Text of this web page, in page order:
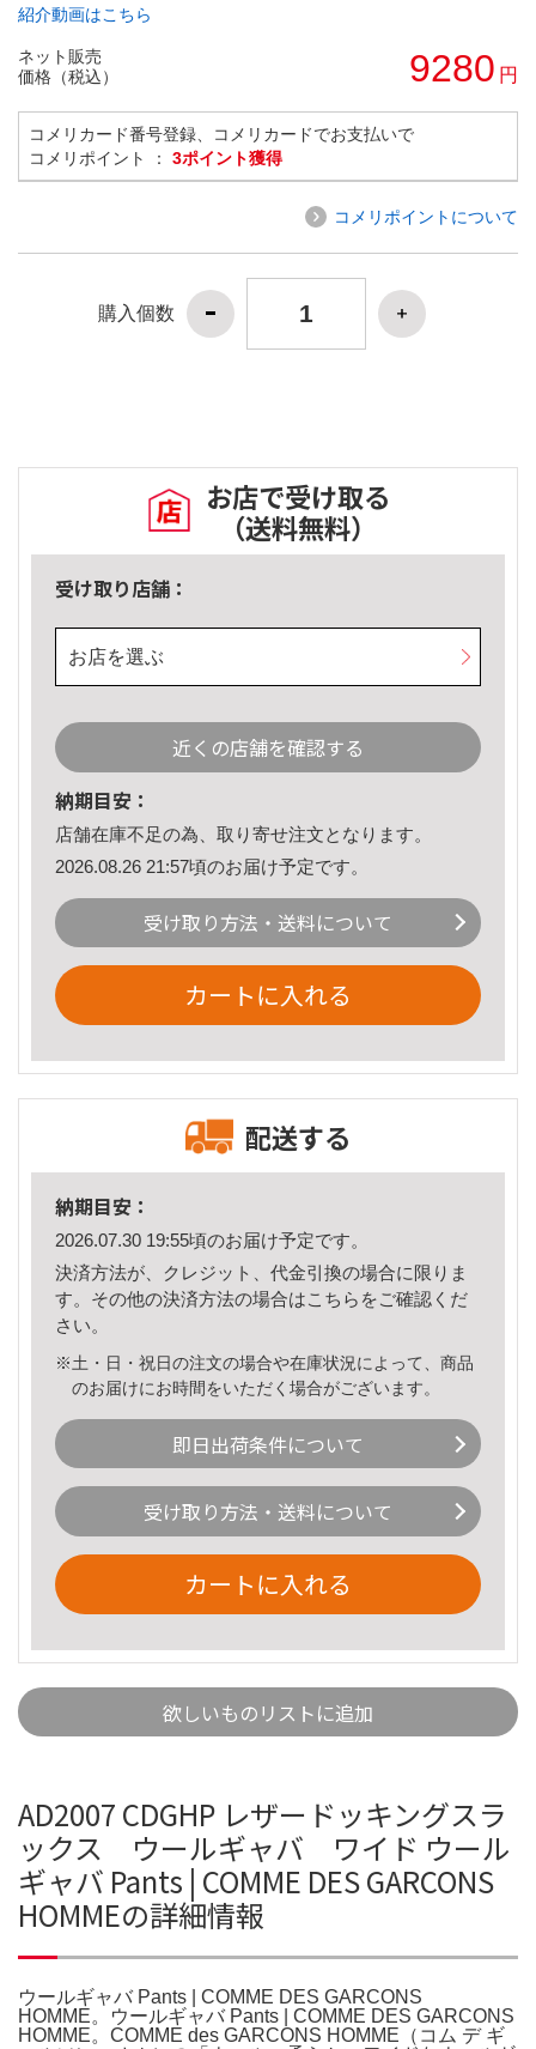
紹介動画はこちら
ネット販売
価格（税込）
9280 円
コメリカード番号登録、コメリカードでお支払いで
コメリポイント ： 3ポイント獲得
コメリポイントについて
購入個数
お店で受け取る
（送料無料）
受け取り店舗：
お店を選ぶ
近くの店舗を確認する
納期目安：
店舗在庫不足の為、取り寄せ注文となります。
2026.08.26 21:57頃のお届け予定です。
受け取り方法・送料について
カートに入れる
配送する
納期目安：
2026.07.30 19:55頃のお届け予定です。
決済方法が、クレジット、代金引換の場合に限りま
す。その他の決済方法の場合はこちら をご確認くだ
さい。
※土・日・祝日の注文の場合や在庫状況によって、商品
のお届けにお時間をいただく場合がございます。
即日出荷条件について
受け取り方法・送料について
カートに入れる
欲しいものリストに追加
AD2007 CDGHP レザードッキングスラ
ックス ウールギャバ ワイド ウール
ギャバ Pants | COMME DES GARCONS
HOMMEの詳細情報
ウールギャバ Pants | COMME DES GARCONS
HOMME。ウールギャバ Pants | COMME DES GARCONS
HOMME。COMME des GARCONS HOMME（コム デ ギ